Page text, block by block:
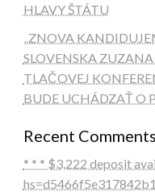
HLAVY ŠTÁTU
„ZNOVA
SLOVENSKA
TLAČOVEJ
BUDE UCHÁDZAŤ O
Recent Comments
* * * $3,222 deposit